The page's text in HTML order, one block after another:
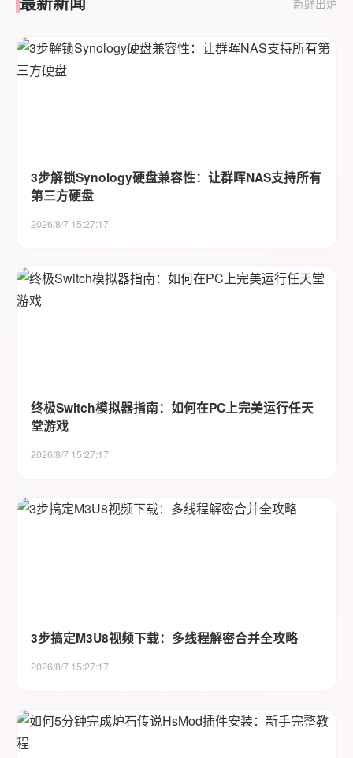
3步解锁Synology硬盘兼容性：让群晖NAS支持所有
第三方硬盘
2026/8/7 15:27:17
终极Switch模拟器指南：如何在PC上完美运行任天
堂游戏
2026/8/7 15:27:17
3步搞定M3U8视频下载：多线程解密合并全攻略
2026/8/7 15:27:17